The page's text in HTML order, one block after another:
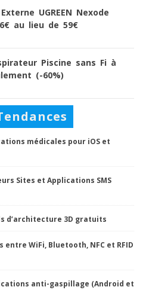
Top 6 des meilleurs modèles
UGREEN Nexode
au lieu de 59€
Piscine sans Fi à
(-60%)
médicales pour iOS et
Sites et Applications SMS
d’architecture 3D gratuits
WiFi, Bluetooth, NFC et RFID
anti-gaspillage (Android et